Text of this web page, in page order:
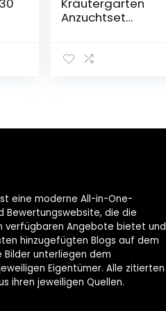
Kräutergarten
Anzuchtset
Petersilie und
produziert
eine moderne All-in-One-
Bewertungswebsite, die die
verfügbaren Angebote bietet und
hinzugefügten Blogs auf dem
Bilder unterliegen dem
Eigentümer. Alle zitierten
ihren jeweiligen Quellen.